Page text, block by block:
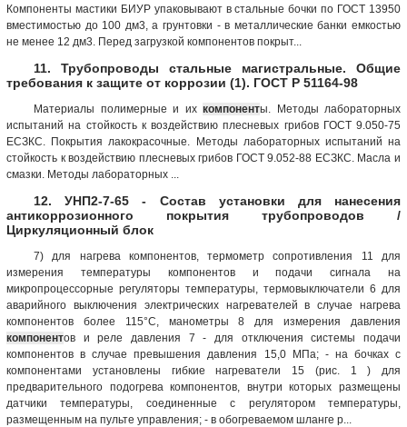
Компоненты мастики БИУР упаковывают в стальные бочки по ГОСТ 13950
вместимостью до 100 дм3, а грунтовки - в металлические банки емкостью
не менее 12 дм3. Перед загрузкой компонентов покрыт...
11. Трубопроводы стальные магистральные. Общие
требования к защите от коррозии (1). ГОСТ Р 51164-98
Материалы полимерные и их компоненты. Методы лабораторных
испытаний на стойкость к воздействию плесневых грибов ГОСТ 9.050-75
ЕСЗКС. Покрытия лакокрасочные. Методы лабораторных испытаний на
стойкость к воздействию плесневых грибов ГОСТ 9.052-88 ЕСЗКС. Масла и
смазки. Методы лабораторных ...
12. УНП2-7-65 - Состав установки для нанесения
антикоррозионного покрытия трубопроводов /
Циркуляционный блок
7) для нагрева компонентов, термометр сопротивления 11 для
измерения температуры компонентов и подачи сигнала на
микропроцессорные регуляторы температуры, термовыключатели 6 для
аварийного выключения электрических нагревателей в случае нагрева
компонентов более 115°С, манометры 8 для измерения давления
компонентов и реле давления 7 - для отключения системы подачи
компонентов в случае превышения давления 15,0 МПа; - на бочках с
компонентами установлены гибкие нагреватели 15 (рис. 1 ) для
предварительного подогрева компонентов, внутри которых размещены
датчики температуры, соединенные с регулятором температуры,
размещенным на пульте управления; - в обогреваемом шланге р...